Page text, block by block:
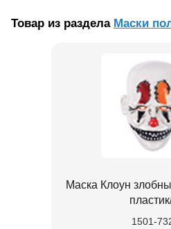
Товар из раздела Маски
Маска Клоун
1501-